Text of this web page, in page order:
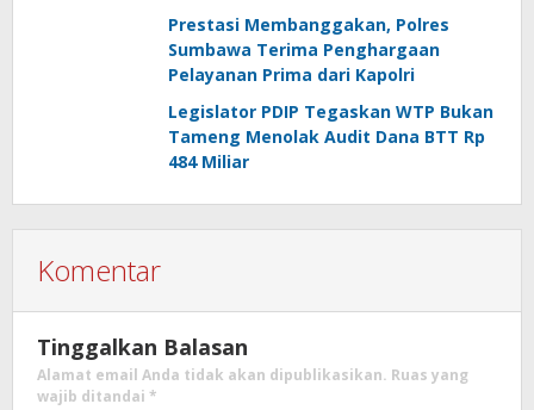
Prestasi Membanggakan, Polres
Sumbawa Terima Penghargaan
Pelayanan Prima dari Kapolri
Legislator PDIP Tegaskan WTP Bukan
Tameng Menolak Audit Dana BTT Rp
484 Miliar
Komentar
Tinggalkan Balasan
Alamat email Anda tidak akan dipublikasikan. Ruas yang
wajib ditandai *